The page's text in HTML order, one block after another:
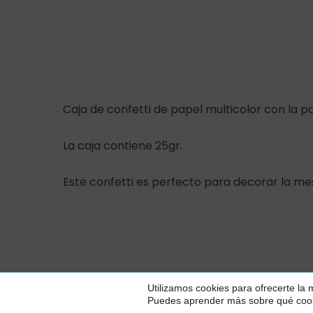
Caja de confetti de papel multicolor con la
La caja contiene 25gr.
Este confetti es perfecto para decorar la
Utilizamos cookies para ofrecerte la
Puedes aprender más sobre qué